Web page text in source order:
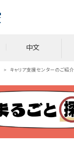
中文
> キャリア支援センターのご紹介